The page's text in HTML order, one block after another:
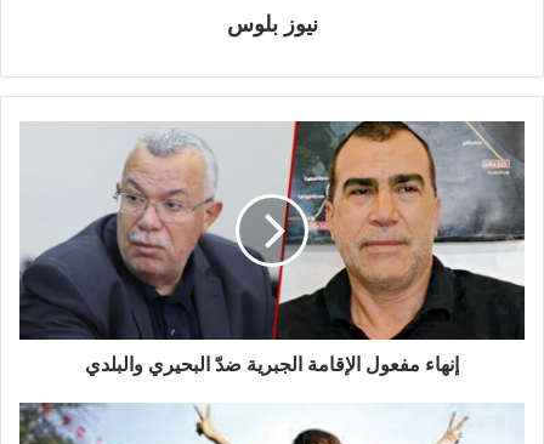
نيوز بلوس
إنهاء مفعول الإقامة الجبرية ضدّ البحيري والبلدي